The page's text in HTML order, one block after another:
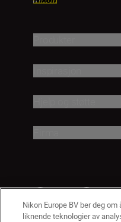
Nikon Europe BV ber deg
liknende teknologier av